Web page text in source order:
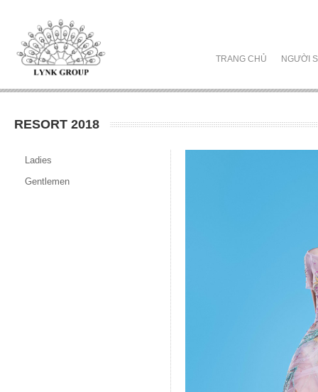
TRANG CHỦ NGƯỜI
RESORT 2018
Ladies
Gentlemen